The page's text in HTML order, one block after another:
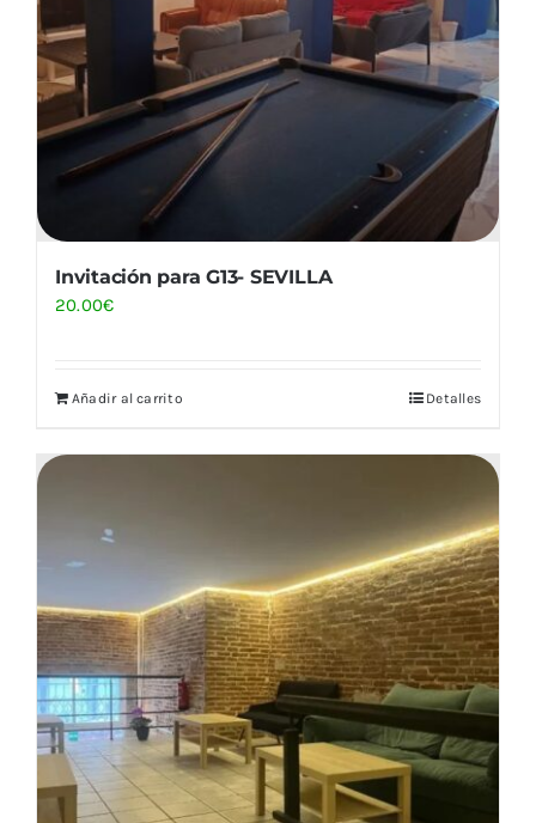
Invitación para G13- SEVILLA
20.00€
Añadir al carrito Detalles